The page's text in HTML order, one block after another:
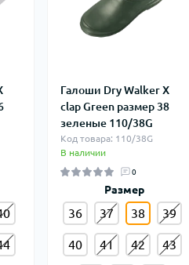
Галоши Dry Walker X
clap Green размер 38
зеленые 110/38G
Код товара: 110/38G
В наличии
0
Размер
36 37 38 39
40 41 42 43